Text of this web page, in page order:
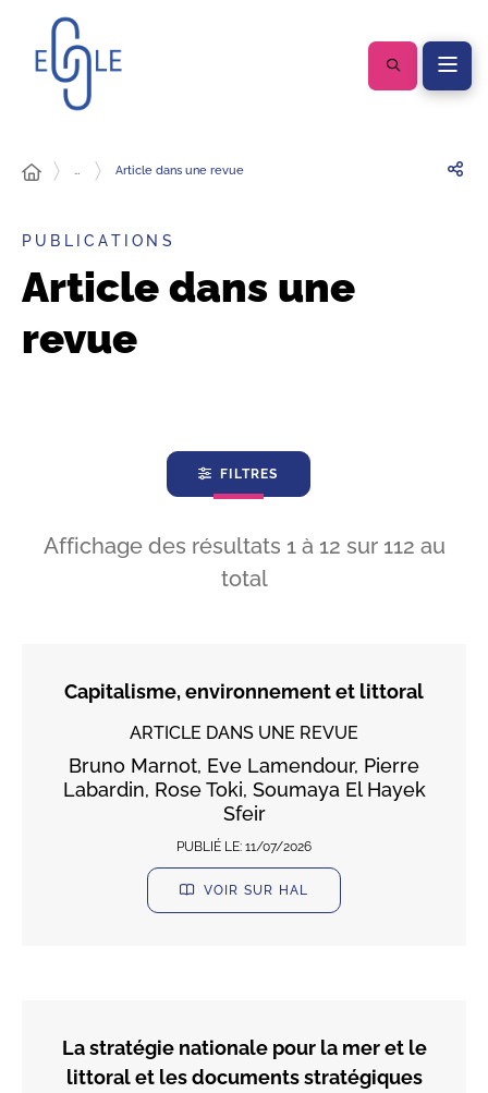
… Article dans une revue
PUBLICATIONS
Article dans une
revue
FILTRES
Affichage des résultats 1à 12 sur 112 au
total
Capitalisme, environnement et littoral
ARTICLE DANS UNE REVUE
Bruno Marnot, Eve Lamendour, Pierre
Labardin, Rose Toki, Soumaya El Hayek
Sfeir
PUBLIÉ LE: 11/07/2026
VOIR SUR HAL
La stratégie nationale pour la mer et le
littoral et les documents stratégiques